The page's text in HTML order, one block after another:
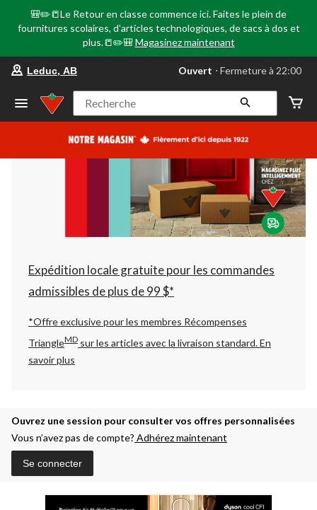
🎒✏️📒Le Retour en classe commence ici. Faites le plein de
fournitures scolaires, d'articles technologiques, de sacs à dos et
plus.📒✏️🎒 Magasinez maintenant
votre
préféré
Leduc,
AB,
courament
Fermeture
à
22:00
cliquer
pour
changer
Leduc, AB Ouvert ⋅ Fermeture à 22:00
Recherche
Expédition locale gratuite pour les commandes
admissibles de plus de 99 $*
*Offre exclusive pour les membres Récompenses
TriangleMD sur les articles avec la livraison standard.En
savoir plus
Ouvrez une session pour consulter vos offres personnalisées
Vous n’avez pas de compte? Adhérez maintenant
Se connecter